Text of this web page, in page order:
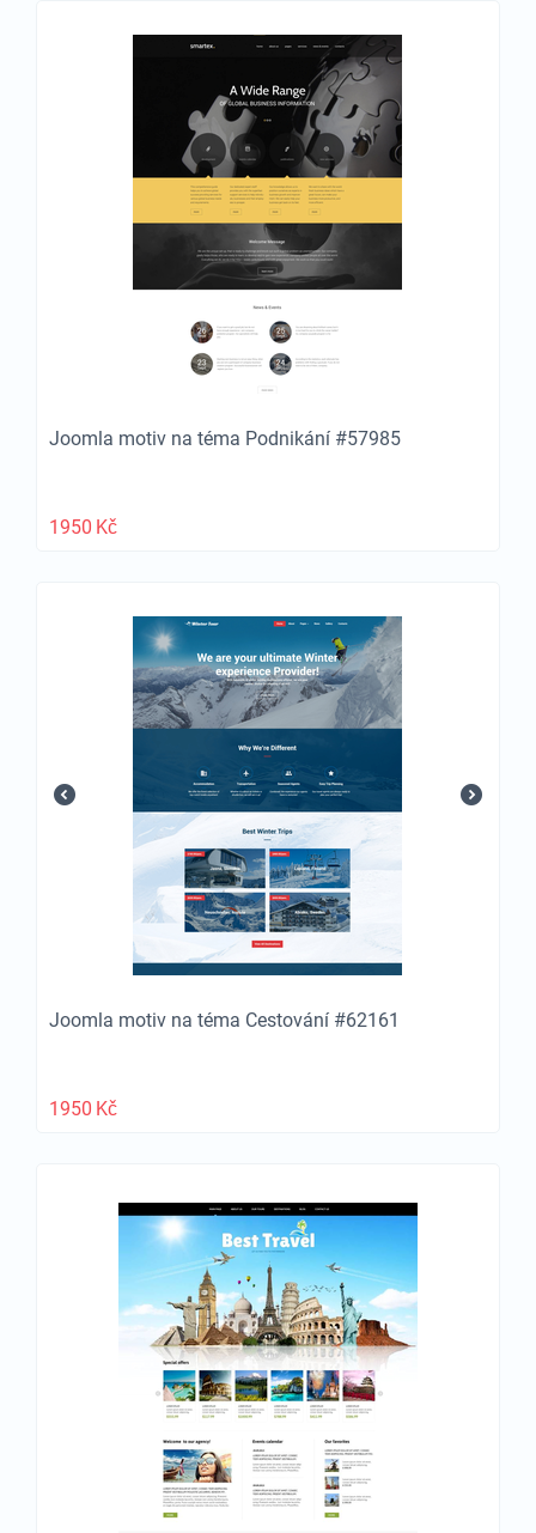
Joomla motiv na téma Podnikání #57985
1950 Kč
Joomla motiv na téma Cestování #62161
1950 Kč